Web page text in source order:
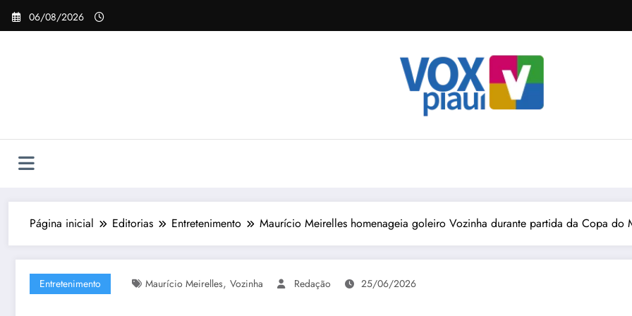
Pular
para
06/08/2026
Página inicial Editorias Entretenimento Maurício Meirelles homenageia goleiro Vozinha durante partida da Copa do
Entretenimento Maurício Meirelles, Vozinha Redação 25/06/2026